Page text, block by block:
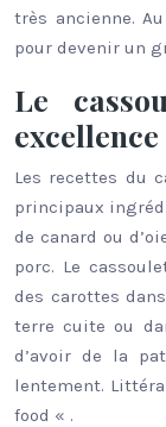
très ancienne.
pour devenir un
Le
excellence
Les recettes du
principaux
de canard ou
porc. Le
des carottes
terre cuite ou
d’avoir de la
lentement.
food « .